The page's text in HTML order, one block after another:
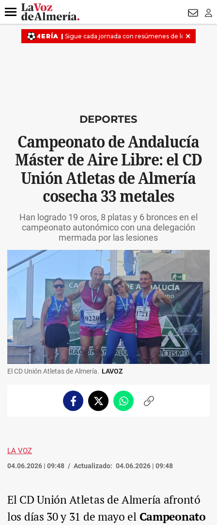
DESTACADO
Menú
DEPORTES
Campeonato de Andalucía
Máster de Aire Libre: el CD
Unión Atletas de Almería
cosecha 33 metales
Han logrado 19 oros, 8 platas y 6 bronces en el
campeonato autonómico con una delegación
mermada por las lesiones
El CD Unión Atletas de Almería. LAVOZ
FacebookTwitterWhatsappCopiar
LA VOZ
04.06.2026 | 09:48 Actualizado: 04.06.2026 | 09:48
El CD Unión Atletas de Almería afrontó
los días 30 y 31 de mayo el Campeonato